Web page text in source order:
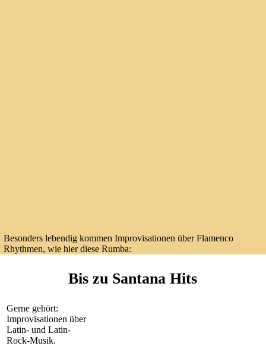
Besonders lebendig kommen Improvisationen über Flamenco
Rhythmen, wie hier diese Rumba:
Bis zu Santana Hits
Gerne gehört:
Improvisationen über
Latin- und Latin-
Rock-Musik.